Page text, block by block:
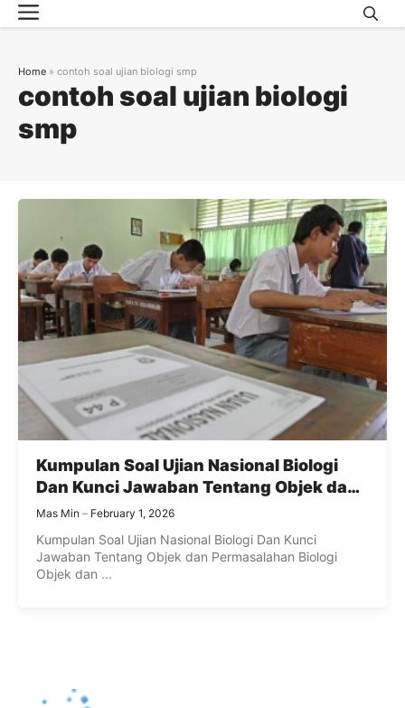
Skip
to
Menu
contoh soal ujian biologi
smp
Home » contoh soal ujian biologi smp
Kumpulan Soal Ujian Nasional Biologi
Dan Kunci Jawaban Tentang Objek dan
Permasalahan Biologi
Mas Min February 1, 2026
Kumpulan Soal Ujian Nasional Biologi Dan Kunci
Jawaban Tentang Objek dan Permasalahan Biologi
Objek dan ...